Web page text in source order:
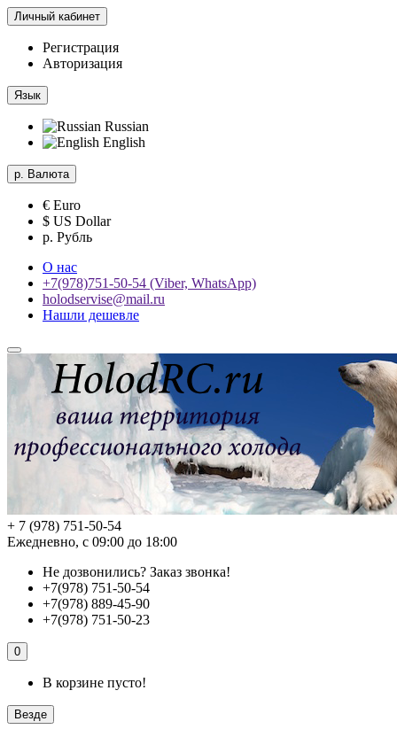
Личный кабинет
Регистрация
Авторизация
Язык
Russian
English
р. Валюта
€ Euro
$ US Dollar
р. Рубль
О нас
+7(978)751-50-54 (Viber, WhatsApp)
holodservise@mail.ru
Нашли дешевле
+ 7 (978) 751-50-54
Ежедневно, с 09:00 до 18:00
Не дозвонились? Заказ звонка!
+7(978) 751-50-54
+7(978) 889-45-90
+7(978) 751-50-23
0
В корзине пусто!
Везде